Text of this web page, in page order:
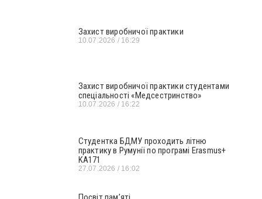
Захист виробничої практики
10.07.2026 16:29
Захист виробничої практики студентами
спеціальності «Медсестринство»
10.07.2026 16:22
Студентка БДМУ проходить літню
практику в Румунії по програмі Erasmus+
KA171
27.07.2026 16:02